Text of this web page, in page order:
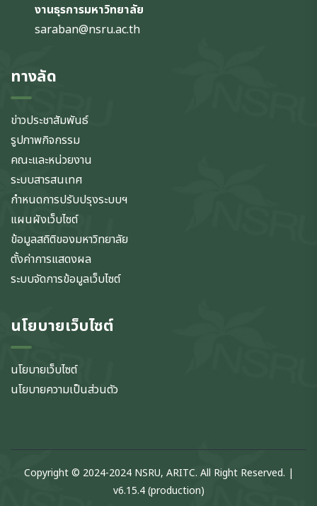
งานธุรการมหาวิทยาลัย
saraban@nsru.ac.th
ทางลัด
ข่าวประชาสัมพันธ์
รูปภาพกิจกรรม
คณะและหน่วยงาน
ระบบสารสนเทศ
กำหนดการปรับปรุงระบบฯ
แผนผังเว็บไซต์
ข้อมูลสถิติของมหาวิทยาลัย
ตั้งค่าการแสดงผล
ระบบจัดการข้อมูลเว็บไซต์
นโยบายเว็บไซต์
นโยบายเว็บไซต์
นโยบายความเป็นส่วนตัว
Copyright © 2024-2024 NSRU, ARITC. All Right Reserved. |
v6.15.4 (production)